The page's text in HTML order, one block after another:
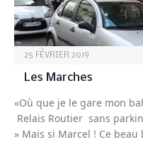
25 FÉVRIER 2019
Les Marches
«Où que je le gare mon
Relais Routier sans
» Mais si Marcel ! Ce